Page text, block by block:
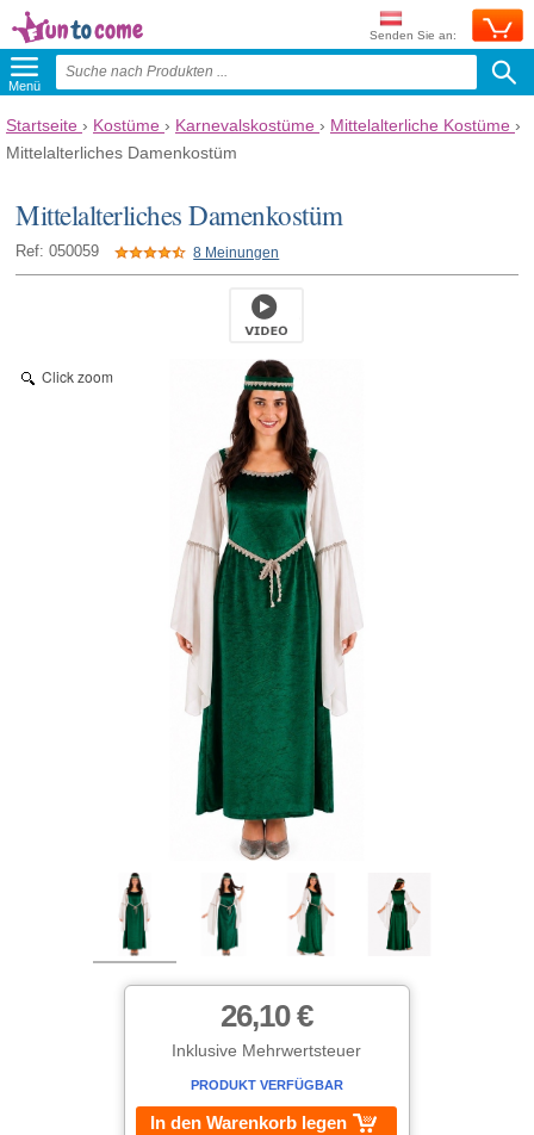
Senden Sie an:
Menü
Startseite › Kostüme › Karnevalskostüme › Mittelalterliche Kostüme ›
Mittelalterliches Damenkostüm
Mittelalterliches Damenkostüm
Ref: 050059 8 Meinungen
Click zoom
26,10 €
Inklusive Mehrwertsteuer
PRODUKT VERFÜGBAR
In den Warenkorb legen